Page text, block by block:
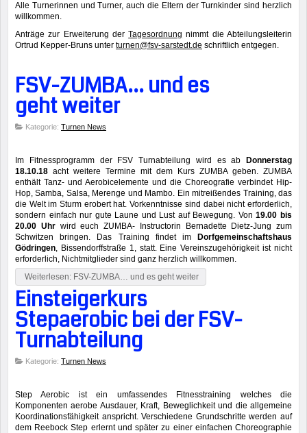
Alle Turnerinnen und Turner, auch die Eltern der Turnkinder sind herzlich
willkommen.
Anträge zur Erweiterung derTagesordnung nimmt die Abteilungsleiterin
Ortrud Kepper-Bruns unter turnen@fsv-sarstedt.de schriftlich entgegen.
FSV-ZUMBA… und es
geht weiter
Kategorie: Turnen News
Im Fitnessprogramm der FSV Turnabteilung wird es ab
Donnerstag
18.10.18 acht weitere Termine mit dem Kurs ZUMBA geben. ZUMBA
enthält Tanz- und Aerobicelemente und die Choreografie verbindet Hip-
Hop, Samba, Salsa, Merenge und Mambo. Ein mitreißendes Training, das
die Welt im Sturm erobert hat. Vorkenntnisse sind dabei nicht erforderlich,
sondern einfach nur gute Laune und Lust auf Bewegung. Von19.00 bis
20.00 Uhrwird euch ZUMBA- Instructorin Bernadette Dietz-Jung zum
Schwitzen bringen. Das Training findet im
Dorfgemeinschaftshaus
Gödringen, Bissendorffstraße 1, statt. Eine Vereinszugehörigkeit ist nicht
erforderlich, Nichtmitglieder sind ganz herzlich willkommen.
Weiterlesen: FSV-ZUMBA… und es geht weiter
Einsteigerkurs
Stepaerobic bei der FSV-
Turnabteilung
Kategorie: Turnen News
Step Aerobic ist ein umfassendes Fitnesstraining welches die
Komponenten aerobe Ausdauer, Kraft, Beweglichkeit und die allgemeine
Koordinationsfähigkeit anspricht. Verschiedene Grundschritte werden auf
dem Reebock Step erlernt und später zu einer einfachen Choreographie